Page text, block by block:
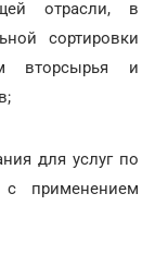
отрасли, в
сортировки
вторсырья и
для услуг по
с применением